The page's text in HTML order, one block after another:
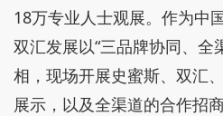
18万专业人士观展。作为中
双汇发展以“三品牌协同、全
相，现场开展史蜜斯、双汇
展示，以及全渠道的合作招